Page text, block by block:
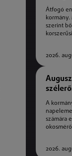
Átfogó
szerint
2026.
A
számára
2026.